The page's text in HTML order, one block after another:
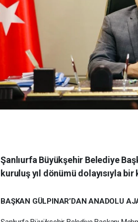
Şanlıurfa Büyükşehir Belediye
kuruluş yıl dönümü dolayısıyla bir
BAŞKAN GÜLPINAR’DAN ANADOLU